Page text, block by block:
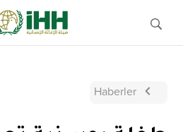
Haberler